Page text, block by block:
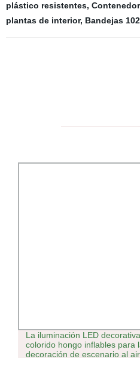
plástico resistentes,
plantas de interior, Bandejas
La iluminación LED
colorido hongo inflables para
decoración de escenario al